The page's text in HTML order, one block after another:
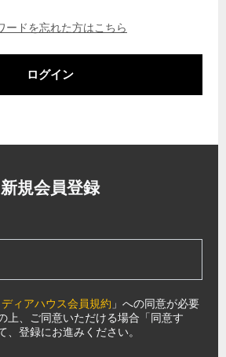
ードを忘れた方はこちら
ログイン
新規会員登録
ィアハウス会員規約 」への同意が必要
上、ご同意いただける場合「同意す
、登録にお進みください。